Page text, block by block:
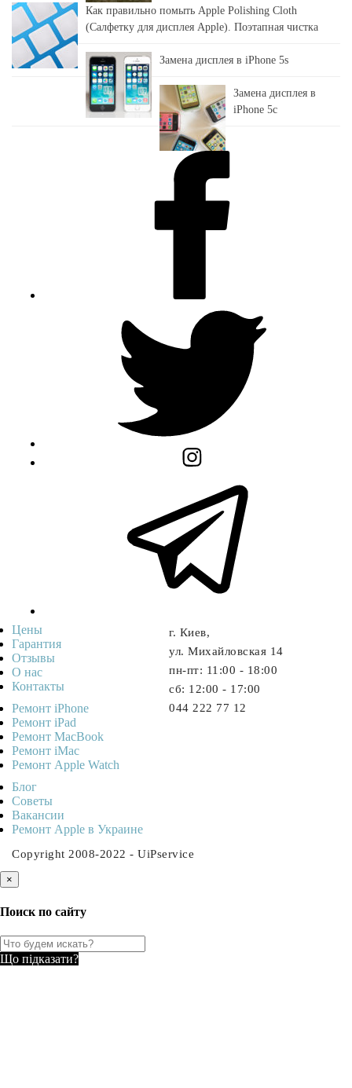
Как правильно помыть Apple Polishing Cloth
(Салфетку для дисплея Apple). Поэтапная чистка
Замена дисплея в iPhone 5s
Замена дисплея в
iPhone 5c
г. Киев,
ул. Михайловская 14
пн-пт: 11:00 - 18:00
cб: 12:00 - 17:00
044 222 77 12
Цены
Гарантия
Отзывы
О нас
Контакты
Ремонт iPhone
Ремонт iPad
Ремонт MacBook
Ремонт iMac
Ремонт Apple Watch
Блог
Советы
Ваканcии
Ремонт Apple в Украине
Copyright 2008-2022 - UiPservice
×
Поиск по сайту
Що підказати?